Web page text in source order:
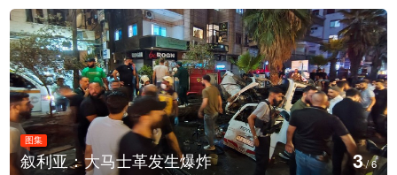
图集
云南弥勒：欢庆火把节 4/6